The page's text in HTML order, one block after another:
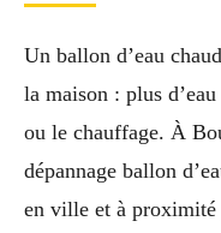
Un ballon d’eau
la maison : plus
ou le chauffage. À
dépannage ballon
en ville et à proximité